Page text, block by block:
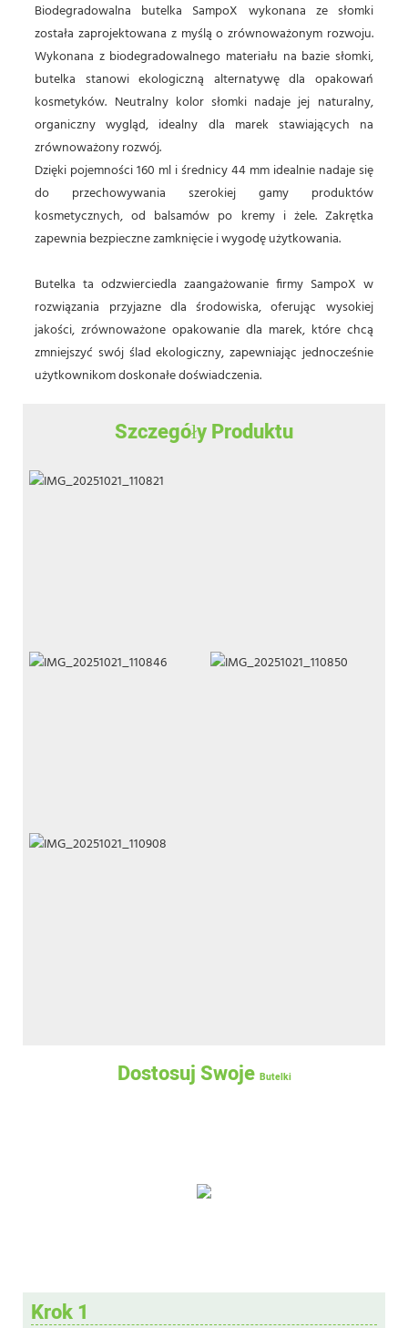
Biodegradowalna butelka SampoX wykonana ze słomki
została zaprojektowana z myślą o zrównoważonym rozwoju.
Wykonana z biodegradowalnego materiału na bazie słomki,
butelka stanowi ekologiczną alternatywę dla opakowań
kosmetyków. Neutralny kolor słomki nadaje jej naturalny,
organiczny wygląd, idealny dla marek stawiających na
zrównoważony rozwój.
Dzięki pojemności 160 ml i średnicy 44 mm idealnie nadaje się
do przechowywania szerokiej gamy produktów
kosmetycznych, od balsamów po kremy i żele. Zakrętka
zapewnia bezpieczne zamknięcie i wygodę użytkowania.
Butelka ta odzwierciedla zaangażowanie firmy SampoX w
rozwiązania przyjazne dla środowiska, oferując wysokiej
jakości, zrównoważone opakowanie dla marek, które chcą
zmniejszyć swój ślad ekologiczny, zapewniając jednocześnie
użytkownikom doskonałe doświadczenia.
Szczegóły Produktu
Dostosuj Swoje Butelki
Krok 1